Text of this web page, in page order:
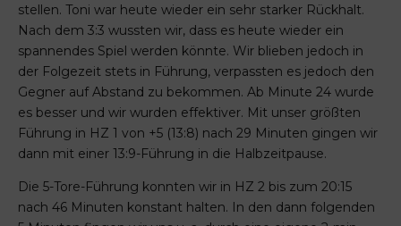
stellen. Toni war heute wieder ein sehr starker Rückhalt.
Nach dem 3:3 wussten wir, dass es heute wieder ein
spannendes Spiel werden könnte. Wir blieben jedoch in
der Folgezeit stets in Führung, verpassten es jedoch den
Gegner auf Abstand zu bekommen. Ab Minute 24 wurde
es besser und wir wurden effektiver. Mit unser größten
Führung in HZ 1 von +5 (13:8) nach 29 Minuten gingen wir
dann mit einer 13:9-Führung in die Halbzeitpause.
Die 5-Tore-Führung konnten wir in HZ 2 bis zum 20:15
nach 46 Minuten konstant halten. In den dann folgenden